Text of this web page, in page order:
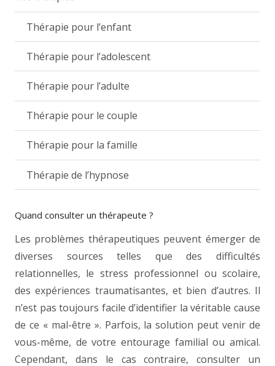
Thérapie pour l’enfant
Thérapie pour l’adolescent
Thérapie pour l’adulte
Thérapie pour le couple
Thérapie pour la famille
Thérapie de l’hypnose
Quand consulter un thérapeute ?
Les problèmes thérapeutiques peuvent émerger de
diverses sources telles que des difficultés
relationnelles, le stress professionnel ou scolaire,
des expériences traumatisantes, et bien d’autres. Il
n’est pas toujours facile d’identifier la véritable cause
de ce « mal-être ». Parfois, la solution peut venir de
vous-même, de votre entourage familial ou amical.
Cependant, dans le cas contraire, consulter un